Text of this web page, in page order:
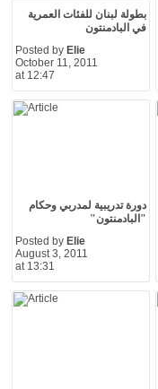
بطولة لبنان للفئات العمرية
في البادمنتون
Posted by Elie
October 11, 2011
at 12:47
دورة تدريبية لمدربي وحكام
"البادمنتون"
Posted by Elie
August 3, 2011
at 13:31